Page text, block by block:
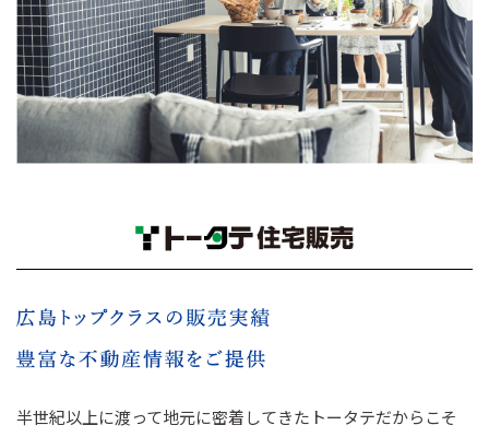
半世紀以上に渡って地元に密着してきたトータテだからこそ